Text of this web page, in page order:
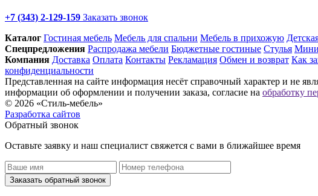
+7 (343) 2-129-159 Заказать звонок
Каталог Гостиная мебель Мебель для спальни Мебель в прихожую
Спец­предложения Распродажа мебели Бюджетные гостиные Стулья
Компания Доставка Оплата Контакты Рекламация Обмен и возврат Как
конфиденциальности
Представленная на сайте информация несёт справочный характер и не
информации об оформлении и получении заказа, согласие на обработку
© 2026 «Стиль-мебель»
Разработка сайтов
Обратный звонок
Оставьте заявку и наш специалист свяжется с вами в ближайшее время
Заказать обратный звонок